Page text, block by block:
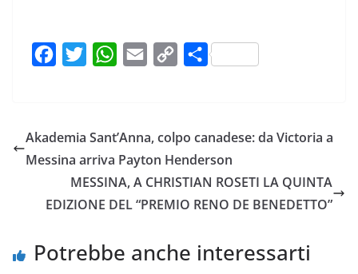
o
e
r
W
A
p
L
i
n
C
v
i
i
Akademia Sant’Anna, colpo canadese: da Victoria a
Messina arriva Payton Henderson
MESSINA, A CHRISTIAN ROSETI LA QUINTA
EDIZIONE DEL “PREMIO RENO DE BENEDETTO”
Potrebbe anche interessarti